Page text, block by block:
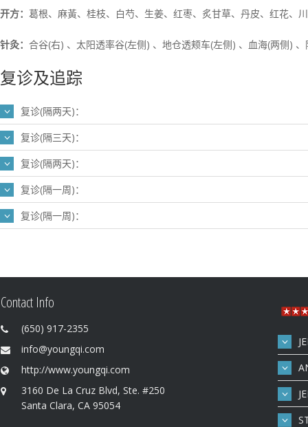
开方： 葛根、麻黃、桂枝、白芍、生姜、红枣、炙甘草、丹皮、红花、
针灸： 合谷(右) 、太阳透率谷(左侧) 、地仓透颊车(左侧) 、血海(两侧)
复诊及追踪
复诊(隔两天)：
复诊(隔三天)：
复诊(隔两天)：
复诊(隔一周)：
复诊(隔一周)：
Contact Info
(650) 917-2355
info@youngqi.com
http://www.youngqi.com
3160 De La Cruz Blvd, Ste. #250
Santa Clara, CA 95054